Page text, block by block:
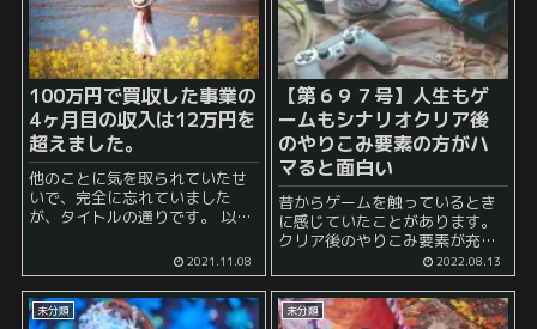
100万円で買収した事業の
4ヶ月目の収入は12万円を
超えました。
他のことに気を取られていたせ
いで、完全に忘れていました
が、タイトルの通りです。 以下
ているという状況です。 当初の
もくろみは以下の通りで、スト
ック型収入を買収することが初
心者...
2021.11.08
【第６９７号】人生もゲ
ームもシナリオクリア後
のやりこみ要素の方がハ
マると面白い
昔からゲームを触っているとき
に感じていたことがあります。
クリア後のやりこみ要素が充実
しているゲームは個人的に楽し
くプレイできる と……。 特に
RPGにおいては、 シナリオ とい
うものがあり、 それに大...
2022.08.13
未分類 未分類